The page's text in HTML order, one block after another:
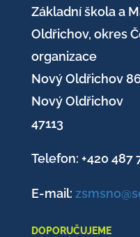
Základní škola a
Oldřichov, okres
organizace
Nový Oldřichov
Nový Oldřichov
47113
Telefon: +420 487
E-mail:
DOPORUČUJEME